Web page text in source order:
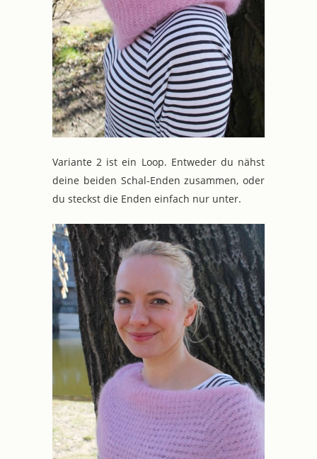
Variante 2 ist ein Loop. Entweder du nähst
deine beiden Schal-Enden zusammen, oder
du steckst die Enden einfach nur unter.